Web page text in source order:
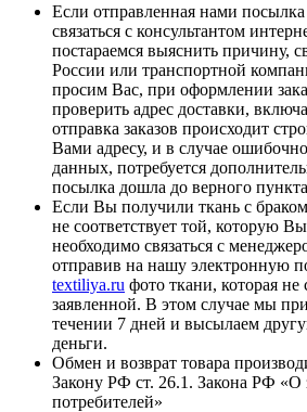
Если отправленная нами
связаться с консультантом
постараемся выяснить причину,
России или транспортной
просим Вас, при оформлении
проверить адрес доставки,
отправка заказов происходит
Вами адресу, и в случае
данных, потребуется
посылка дошла до верного
Если Вы получили ткань с
не соответствует той, которую
необходимо связаться с
отправив на нашу электронную
textiliya.ru фото ткани, которая не
заявленной. В этом случае мы
течении 7 дней и высылаем
деньги.
Обмен и возврат товара
Закону РФ ст. 26.1. Закона РФ «О
потребителей»